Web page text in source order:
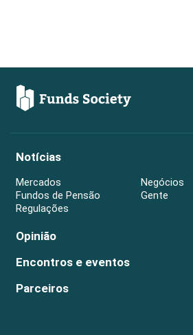
Notícias
Mercados
Negócios
Fundos de Pensão
Gente
Regulações
Opinião
Encontros e eventos
Parceiros